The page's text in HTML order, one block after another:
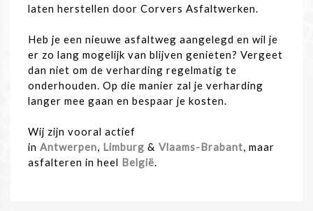
laten herstellen door Corvers Asfaltwerken.
Heb je een nieuwe asfaltweg aangelegd en wil je
er zo lang mogelijk van blijven genieten? Vergeet
dan niet om de verharding regelmatig te
onderhouden. Op die manier zal je verharding
langer mee gaan en bespaar je kosten.
Wij zijn vooral actief
inAntwerpen, Limburg &Vlaams-Brabant, maar
asfalteren in heel België.